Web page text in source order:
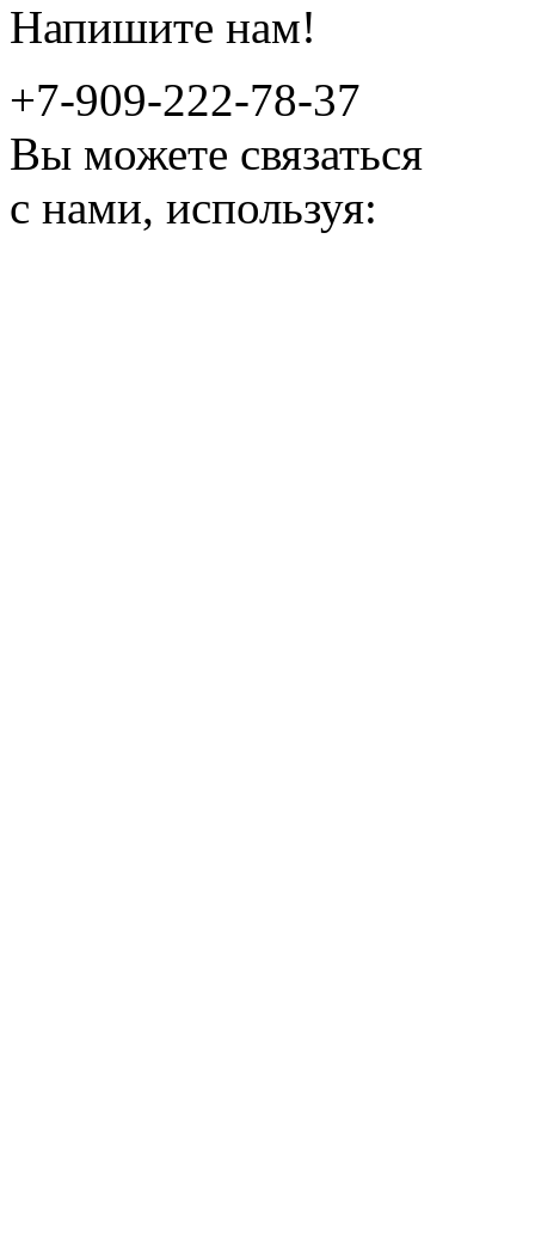
Напишите нам!
+7-909-222-78-37
Вы можете связаться
с нами, используя: